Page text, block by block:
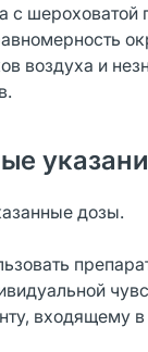
с шероховатой
воздуха и
дозы.
входящему в